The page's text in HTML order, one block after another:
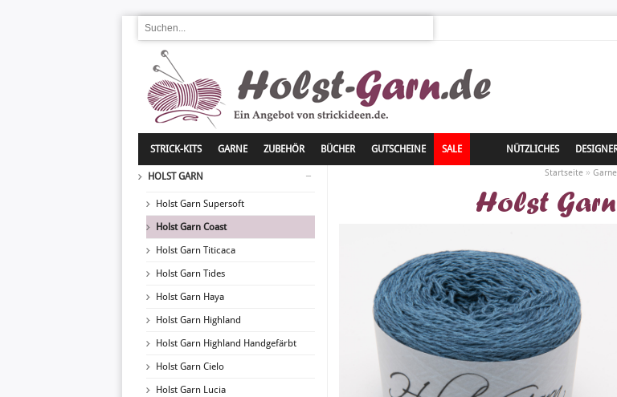
STRICK-KITS GARNE ZUBEHÖR BÜCHER GUTSCHEINE SALE NÜTZLICHES
HOLST GARN
Holst Garn Supersoft
Holst Garn Coast
Holst Garn Titicaca
Holst Garn Tides
Holst Garn Haya
Holst Garn Highland
Holst Garn Highland Handgefärbt
Holst Garn Cielo
Holst Garn Lucia
Startseite » Garne
Holst